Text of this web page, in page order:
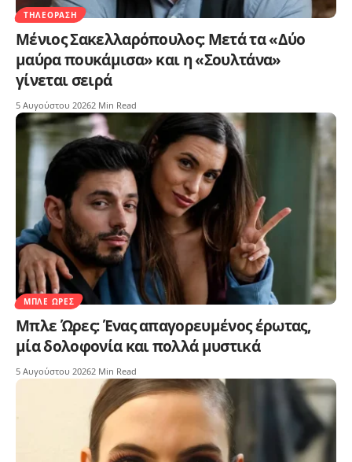
ΤΗΛΕΌΡΑΣΗ
Μένιος Σακελλαρόπουλος: Μετά τα «Δύο
μαύρα πουκάμισα» και η «Σουλτάνα»
γίνεται σειρά
5 Αυγούστου 20262 Min Read
ΜΠΛΕ ΏΡΕΣ
Μπλε Ώρες: Ένας απαγορευμένος έρωτας,
μία δολοφονία και πολλά μυστικά
5 Αυγούστου 20262 Min Read